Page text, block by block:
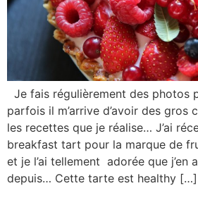
Je fais régulièrement des photos
parfois il m’arrive d’avoir des gros
les recettes que je réalise… J’ai
breakfast tart pour la marque de
et je l’ai tellement adorée que j’en
depuis… Cette tarte est healthy […]